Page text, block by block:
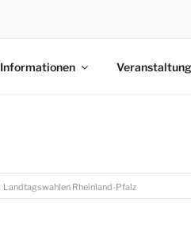
Informationen
Landtagswahlen Rheinland-Pfalz